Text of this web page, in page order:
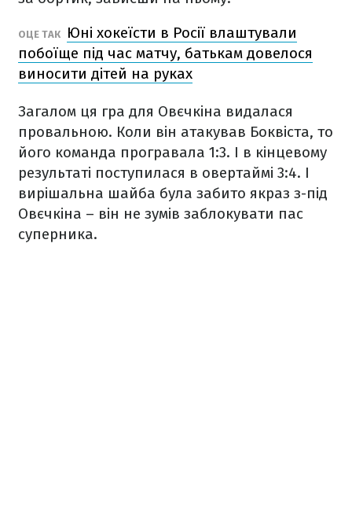
ОЦЕ ТАК
Юні хокеїсти в Росії влаштували
побоїще під час матчу, батькам довелося
виносити дітей на руках
Загалом ця гра для Овєчкіна видалася
провальною. Коли він атакував Боквіста, то
його команда програвала 1:3. І в кінцевому
результаті поступилася в овертаймі 3:4. І
вирішальна шайба була забито якраз з-під
Овєчкіна – він не зумів заблокувати пас
суперника.